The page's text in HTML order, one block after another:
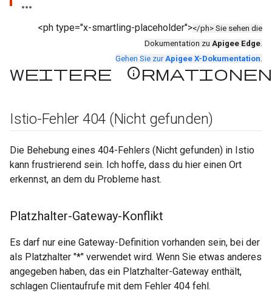
<ph type="x-smartling-placeholder"></ph> Sie sehen die
Dokumentation zu Apigee Edge.
Gehen Sie zurApigee X-Dokumentation.
Weitere Informationen
Istio-Fehler 404 (Nicht gefunden)
Die Behebung eines 404-Fehlers (Nicht gefunden) in Istio
kann frustrierend sein. Ich hoffe, dass du hier einen Ort
erkennst, an dem du Probleme hast.
Platzhalter-Gateway-Konflikt
Es darf nur eine Gateway-Definition vorhanden sein, bei der
als Platzhalter "*" verwendet wird. Wenn Sie etwas anderes
angegeben haben, das ein Platzhalter-Gateway enthält,
schlagen Clientaufrufe mit dem Fehler 404 fehl.